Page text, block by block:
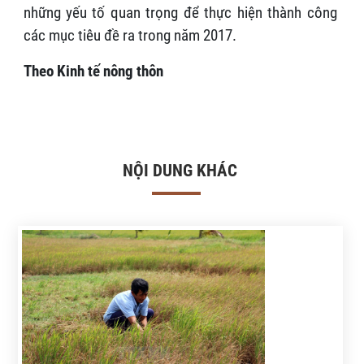
những yếu tố quan trọng để thực hiện thành công
các mục tiêu đề ra trong năm 2017.
Theo Kinh tế nông thôn
NỘI DUNG KHÁC